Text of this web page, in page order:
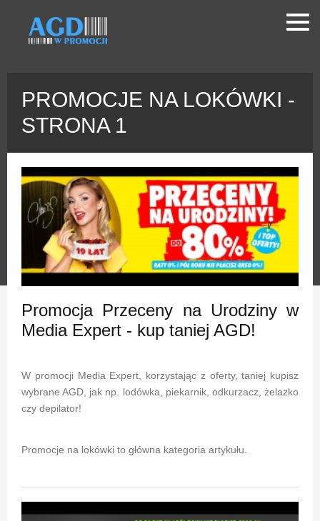
PROMOCJE NA LOKÓWKI -
STRONA 1
Promocja Przeceny na Urodziny w
Media Expert - kup taniej AGD!
W promocji Media Expert, korzystając z oferty, taniej kupisz
wybrane AGD, jak np. lodówka, piekarnik, odkurzacz, żelazko
czy depilator!
Promocje na lokówki to główna kategoria artykułu.